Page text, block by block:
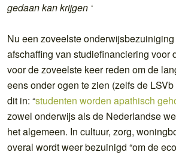
gedaan kan krijgen ‘
Nu een zoveelste
afschaffing van studiefinanciering voor
voor de zoveelste keer reden om de
eens onder ogen te zien (zelfs de
dit in: “studenten worden apathisch
zowel onderwijs als de Nederlandse
het algemeen. In cultuur, zorg,
overal wordt weer bezuinigd “om de